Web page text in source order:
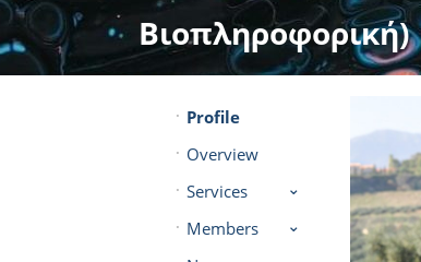
Βιοπληροφορική)
Profile
Overview
Services
Members